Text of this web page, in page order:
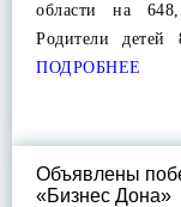
области на
Родители
ПОДРОБНЕЕ
Объявлены
«Бизнес Дона»